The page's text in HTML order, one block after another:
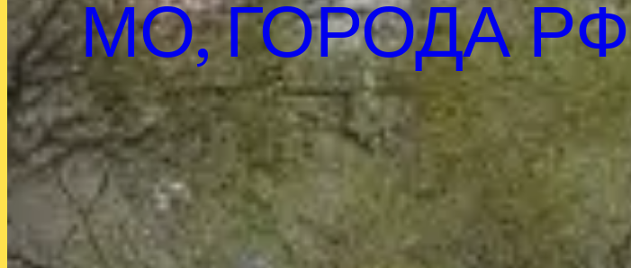
МО, ГОРОДА РФ